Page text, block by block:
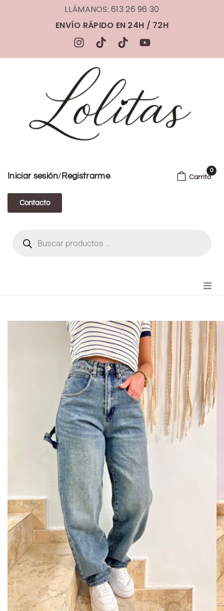
LLÁMANOS: 613 26 96 30
ENVÍO RÁPIDO EN 24H / 72H
Iniciar sesión/ Registrarme
Contacto
Carrito
0
FIANZA TIKTOK
MODA CHICA
BEAUTY
PERFUMES
BISUTERIA
BOLSOS Y MONEDEROS
CALZADO
COMPLEMENTOS
TECNOLOGIA
HOGAR